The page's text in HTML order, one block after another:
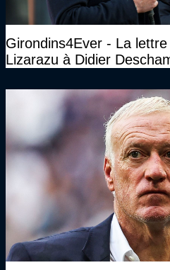
Girondins4Ever - La
Lizarazu à Didier